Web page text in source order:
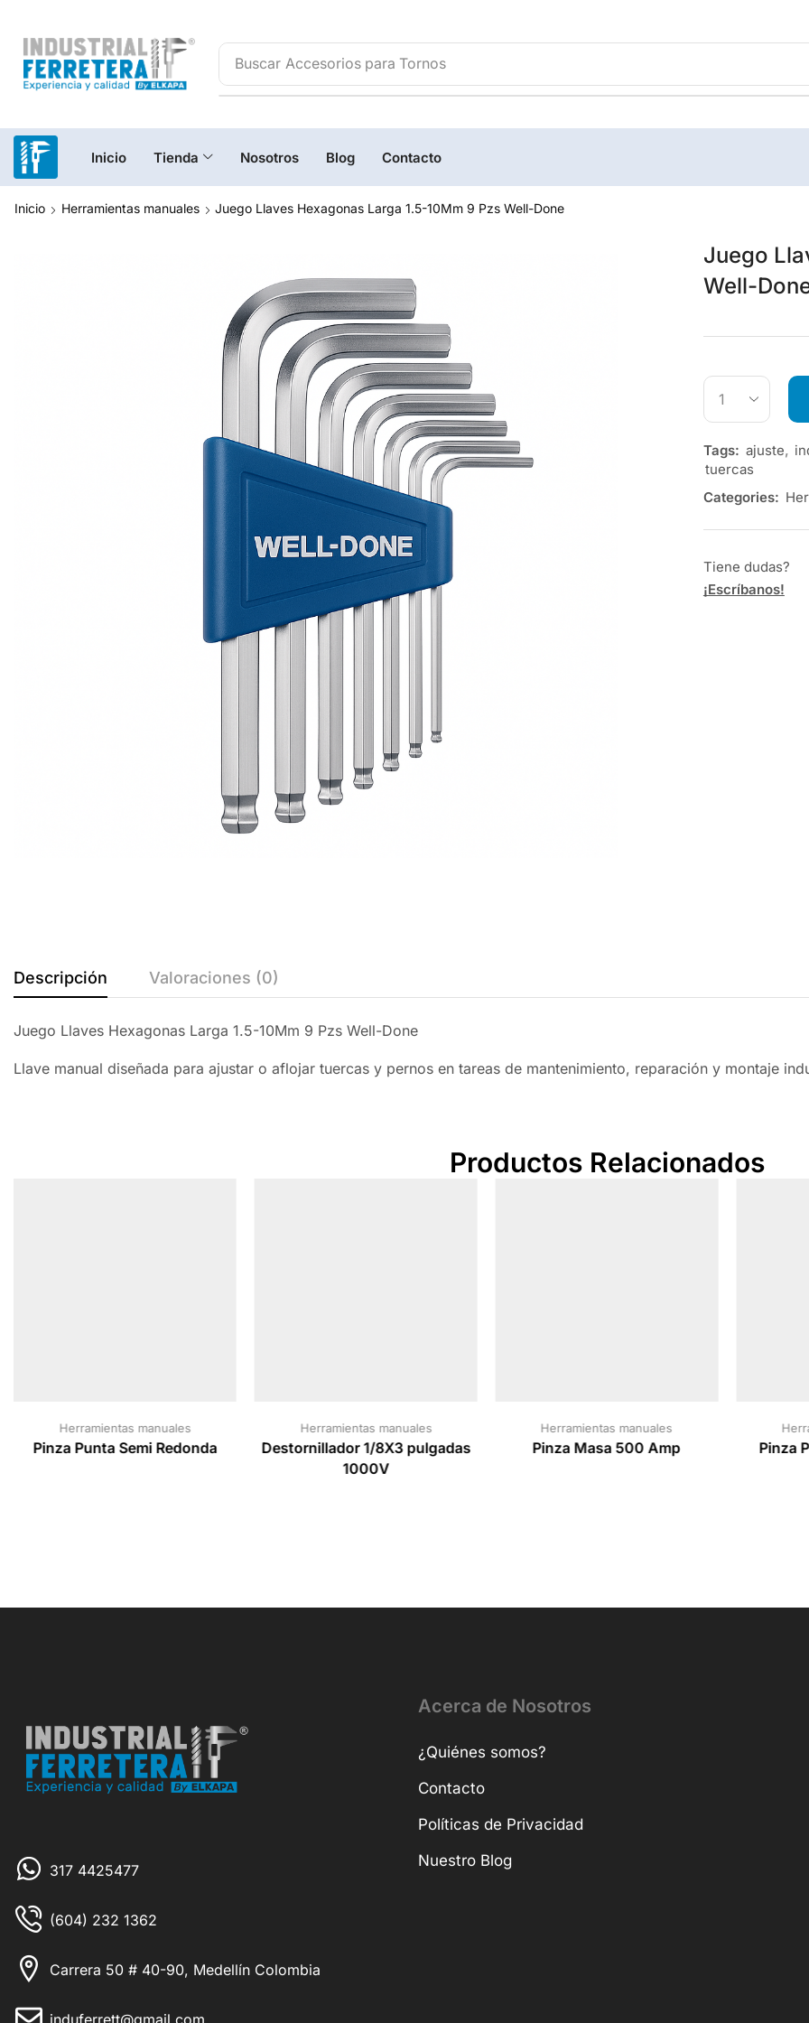
Buscar Accesorios para Tornos
Inicio Tienda Nosotros Blog Contacto
Inicio Herramientas manuales Juego Llaves Hexagonas Larga 1.5-10Mm 9 Pzs Well-Done
Juego
Well-
Tags: ajuste,
tuercas
Categories:
Tiene dudas?
¡Escríbanos!
Descripción Valoraciones (0)
Juego Llaves Hexagonas Larga 1.5-10Mm 9 Pzs Well-Done
Llave manual diseñada para ajustar o aflojar tuercas y pernos en tareas de mantenimiento, reparación y montaje
Productos Relacionados
Herramientas manuales
Pinza Punta Semi Redonda
Herramientas manuales
Destornillador 1/8X3 pulgadas
1000V
Herramientas manuales
Pinza Masa 500 Amp Pinza
317 4425477
(604) 232 1362
Carrera 50 # 40-90, Medellín Colombia
induferrett@gmail.com
Acerca de Nosotros
¿Quiénes somos?
Contacto
Políticas de Privacidad
Nuestro Blog